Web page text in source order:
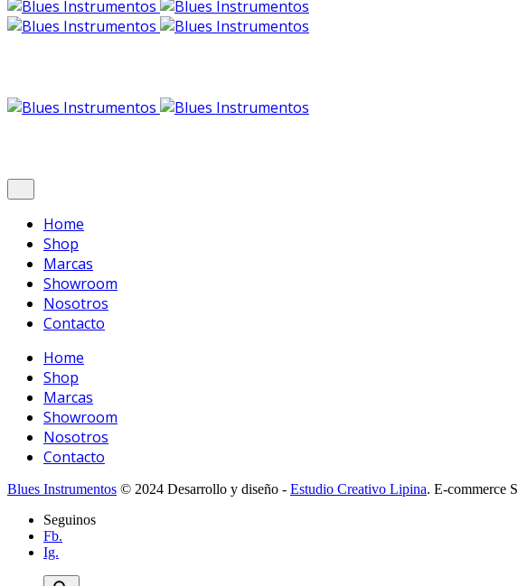
Home
Shop
Marcas
Showroom
Nosotros
Contacto
Home
Shop
Marcas
Showroom
Nosotros
Contacto
Blues Instrumentos © 2024 Desarrollo y diseño - Estudio Creativo Lipina. E-commerce
Seguinos
Fb.
Ig.